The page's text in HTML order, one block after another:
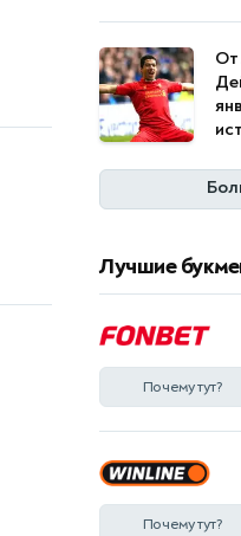
От
Лучшие
Почему тут?
Почему тут?